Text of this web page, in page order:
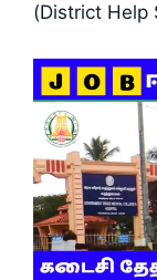
(District Help